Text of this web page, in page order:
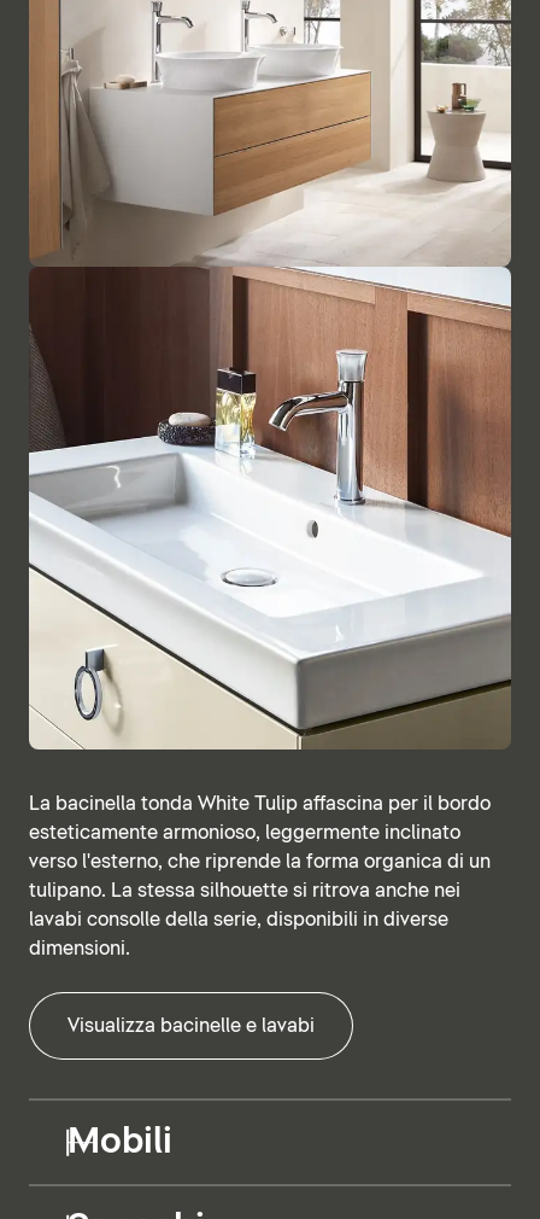
La bacinella tonda White Tulip affascina per il bordo
esteticamente armonioso, leggermente inclinato
verso l'esterno, che riprende la forma organica di un
tulipano. La stessa silhouette si ritrova anche nei
lavabi consolle della serie, disponibili in diverse
dimensioni.
Visualizza bacinelle e lavabi
Mobili